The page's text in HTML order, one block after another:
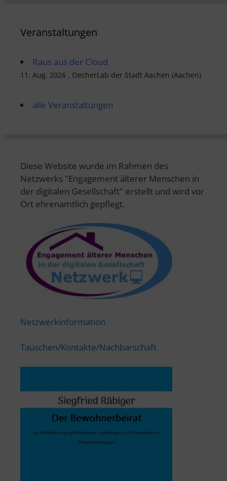
Veranstaltungen
Raus aus der Cloud
11. Aug. 2026 , OecherLab der Stadt Aachen (Aachen)
alle Veranstaltungen
Diese Website wurde im Rahmen des
Netzwerks "Engagement älterer Menschen in
der digitalen Gesellschaft" erstellt und wird vor
Ort ehrenamtlich gepflegt.
Netzwerkinformation
Tauschen/Kontakte/Nachbarschaft